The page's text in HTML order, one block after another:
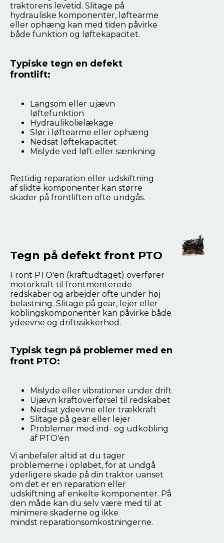
traktorens levetid. Slitage på
hydrauliske komponenter, løftearme
eller ophæng kan med tiden påvirke
både funktion og løftekapacitet.
Typiske tegn en defekt
frontlift:
Langsom eller ujævn
løftefunktion
Hydraulikolielækage
Slør i løftearme eller ophæng
Nedsat løftekapacitet
Mislyde ved løft eller sænkning
Rettidig reparation eller udskiftning
af slidte komponenter kan større
skader på frontliften ofte undgås.
Tegn på defekt front PTO
Front PTO'en (kraftudtaget) overfører
motorkraft til frontmonterede
redskaber og arbejder ofte under høj
belastning. Slitage på gear, lejer eller
koblingskomponenter kan påvirke både
ydeevne og driftssikkerhed.
Typisk tegn på problemer med en
front PTO:
Mislyde eller vibrationer under drift
Ujævn kraftoverførsel til redskabet
Nedsat ydeevne eller trækkraft
Slitage på gear eller lejer
Problemer med ind- og udkobling
af PTO'en
Vi anbefaler altid at du tager
problemerne i opløbet, for at undgå
yderligere skade på din traktor uanset
om det er en reparation eller
udskiftning af enkelte komponenter. På
den måde kan du selv være med til at
minimere skaderne og ikke
mindst reparationsomkostningerne.